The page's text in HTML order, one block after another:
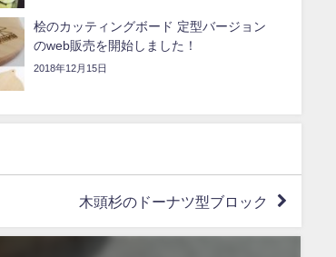
桧のカッティングボード 定型バージョン
のweb販売を開始しました！
2018年12月15日
木頭杉のドーナツ型ブロック